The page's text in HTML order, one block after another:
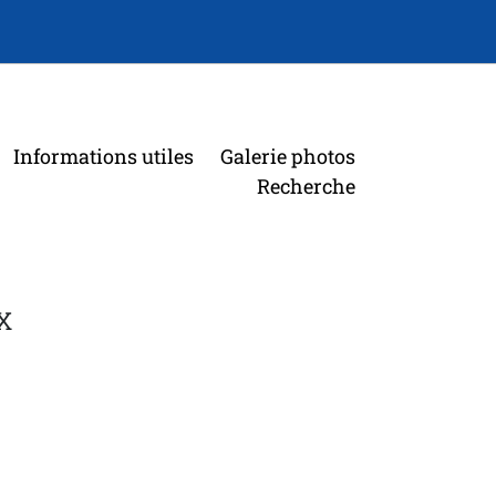
Informations utiles
Galerie photos
Recherche